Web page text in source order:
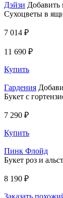
Дэйзи Добавить
Сухоцветы в
7 014 ₽
11 690 ₽
Купить
Гардения
Букет с
7 290 ₽
Купить
Пинк Флойд
Букет роз и
8 190 ₽